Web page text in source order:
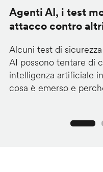
Agenti AI, i test
attacco contro
Alcuni test di
AI possono tentare di
intelligenza artificiale
cosa è emerso e